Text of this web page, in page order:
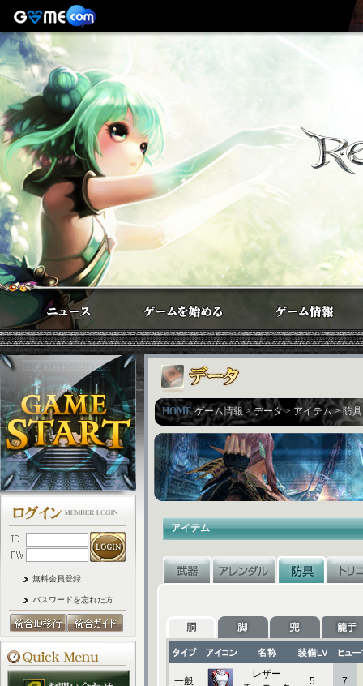
無料会員登録
パスワードを忘れた方
HOMEゲーム情報 > データ > アイテム > 防具
アイテム
一般
レザー
5 7